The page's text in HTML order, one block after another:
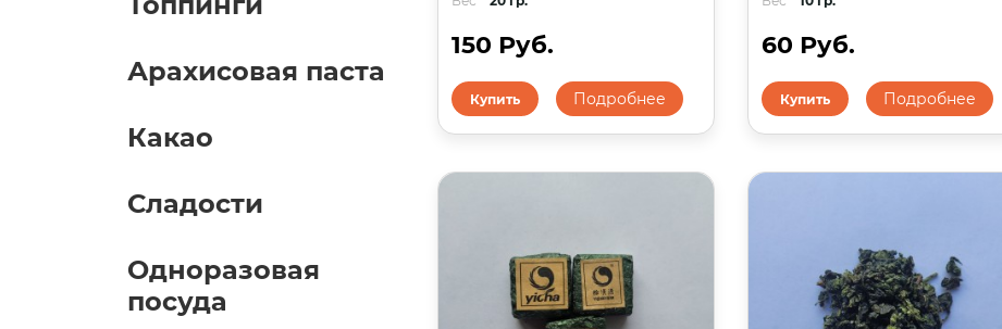
Арахисовая паста
Какао
Сладости
Одноразовая
посуда
150 Руб.
Купить Подробнее
60 Руб.
Купить Подробнее